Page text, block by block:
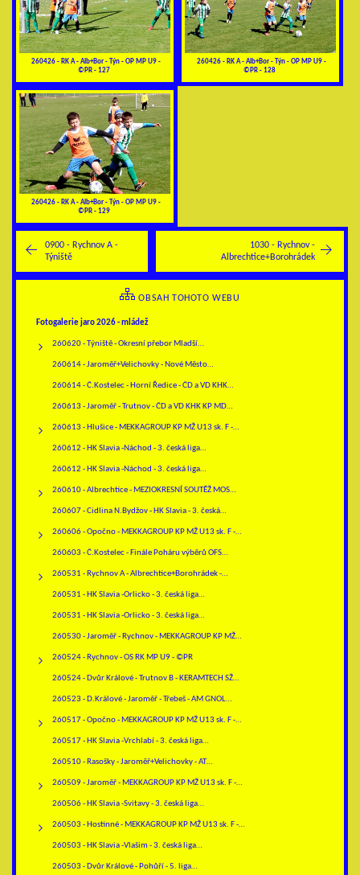
260426 - RK A - Alb+Bor - Týn - OP MP U9 -
©PR - 127
260426 - RK A - Alb+Bor - Týn - OP MP U9 -
©PR - 128
260426 - RK A - Alb+Bor - Týn - OP MP U9 -
©PR - 129
0900 - Rychnov A -
Týniště
1030 - Rychnov -
Albrechtice+Borohrádek
OBSAH TOHOTO WEBU
Fotogalerie jaro 2026 - mládež
260620 - Týniště - Okresní přebor Mladší…
260614 - Jaroměř+Velichovky - Nové Město…
260614 - Č.Kostelec - Horní Ředice - ČD a VD KHK…
260613 - Jaroměř - Trutnov - ČD a VD KHK KP MD…
260613 - Hlušice - MEKKAGROUP KP MŽ U13 sk. F -…
260612 - HK Slavia -Náchod - 3. česká liga…
260612 - HK Slavia -Náchod - 3. česká liga…
260610 - Albrechtice - MEZIOKRESNÍ SOUTĚŽ MOS…
260607 - Cidlina N.Bydžov - HK Slavia - 3. česká…
260606 - Opočno - MEKKAGROUP KP MŽ U13 sk. F -…
260603 - Č.Kostelec - Finále Poháru výběrů OFS…
260531 - Rychnov A - Albrechtice+Borohrádek -…
260531 - HK Slavia -Orlicko - 3. česká liga…
260531 - HK Slavia -Orlicko - 3. česká liga…
260530 - Jaroměř - Rychnov - MEKKAGROUP KP MŽ…
260524 - Rychnov - OS RK MP U9 - ©PR
260524 - Dvůr Králové - Trutnov B - KERAMTECH SŽ…
260523 - D.Králové - Jaroměř - Třebeš - AM GNOL…
260517 - Opočno - MEKKAGROUP KP MŽ U13 sk. F -…
260517 - HK Slavia -Vrchlabí - 3. česká liga…
260510 - Rasošky - Jaroměř+Velichovky - AT…
260509 - Jaroměř - MEKKAGROUP KP MŽ U13 sk. F -…
260506 - HK Slavia -Svitavy - 3. česká liga…
260503 - Hostinné - MEKKAGROUP KP MŽ U13 sk. F -…
260503 - HK Slavia -Vlašim - 3. česká liga…
260503 - Dvůr Králové - Pohůří - 5. liga…